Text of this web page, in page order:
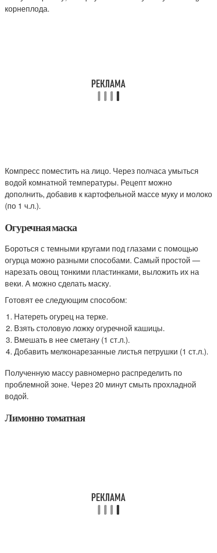
корнеплода.
Компресс поместить на лицо. Через полчаса умыться
водой комнатной температуры. Рецепт можно
дополнить, добавив к картофельной массе муку и молоко
(по 1 ч.л.).
Огуречная маска
Бороться с темными кругами под глазами с помощью
огурца можно разными способами. Самый простой —
нарезать овощ тонкими пластинками, выложить их на
веки. А можно сделать маску.
Готовят ее следующим способом:
Натереть огурец на терке.
Взять столовую ложку огуречной кашицы.
Вмешать в нее сметану (1 ст.л.).
Добавить мелконарезанные листья петрушки (1 ст.л.).
Полученную массу равномерно распределить по
проблемной зоне. Через 20 минут смыть прохладной
водой.
Лимонно томатная